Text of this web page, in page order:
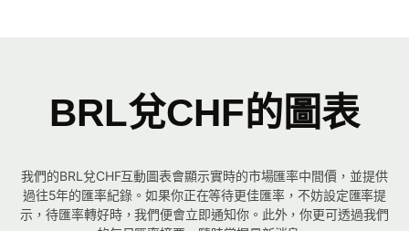
BRL兌CHF的圖表
我們的BRL兌CHF互動圖表會顯示實時的市場匯率中間價，並提供
過往5年的匯率紀錄。如果你正在等待更佳匯率，不妨設定匯率提
示，待匯率轉好時，我們便會立即通知你。此外，你更可透過我們